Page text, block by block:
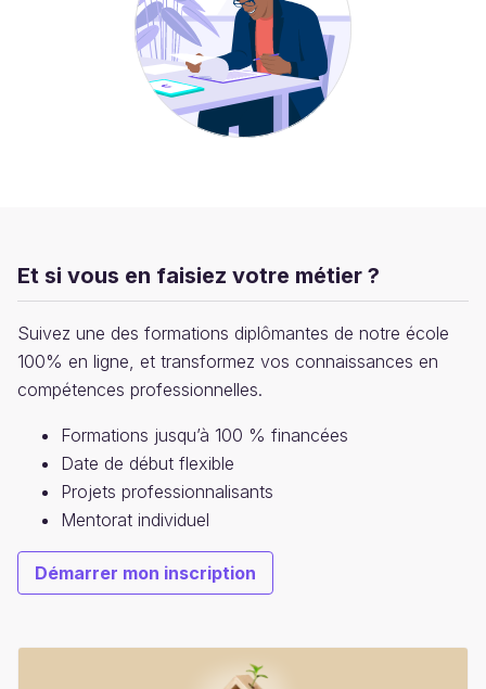
Et si vous en faisiez votre métier ?
Suivez une des formations diplômantes de notre école
100% en ligne, et transformez vos connaissances en
compétences professionnelles.
Formations jusqu’à 100 % financées
Date de début flexible
Projets professionnalisants
Mentorat individuel
Démarrer mon inscription